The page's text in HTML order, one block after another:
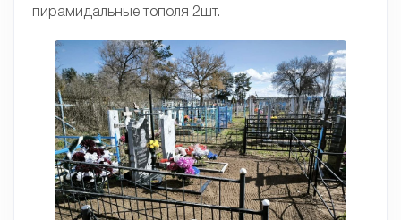
пирамидальные тополя 2шт.